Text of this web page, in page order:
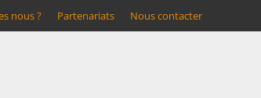
nous ? Partenariats Nous contacter